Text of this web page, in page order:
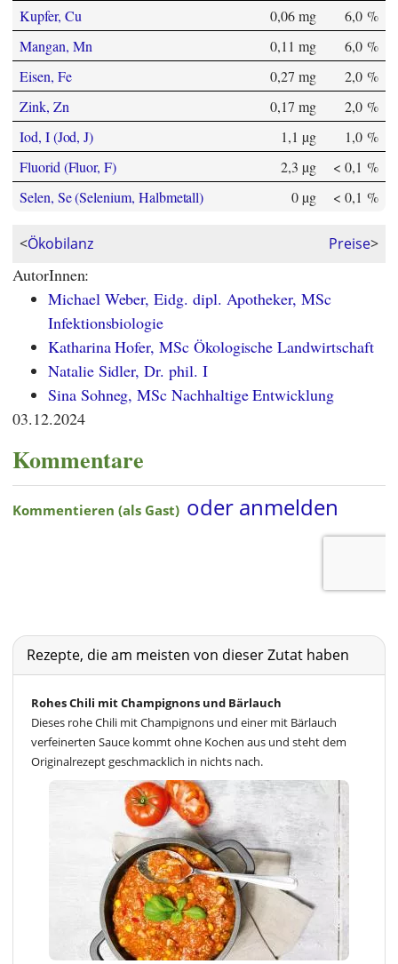
Kupfer, Cu 0,06 mg
6,0 %
Mangan, Mn
0,11 mg
6,0 %
Eisen, Fe
0,27 mg
2,0 %
Zink, Zn
0,17 mg
2,0 %
Iod, I (Jod, J)
1,1 µg
1,0 %
Fluorid (Fluor, F)
2,3 µg
< 0,1 %
Selen, Se (Selenium, Halbmetall)
0 µg < 0,1 %
<Ökobilanz Preise>
AutorInnen:
Michael Weber, Eidg. dipl. Apotheker, MSc
Infektionsbiologie
Katharina Hofer, MSc Ökologische Landwirtschaft
Natalie Sidler, Dr. phil. I
Sina Sohneg, MSc Nachhaltige Entwicklung
03.12.2024
Kommentare
Rezepte, die am meisten von dieser Zutat haben
Rohes Chili mit Champignons und Bärlauch
Dieses rohe Chili mit Champignons und einer mit Bärlauch
verfeinerten Sauce kommt ohne Kochen aus und steht dem
Originalrezept geschmacklich in nichts nach.